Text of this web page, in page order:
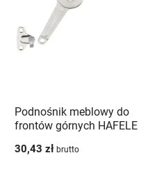
Podnośnik meblowy do
frontów górnych HAFELE
barkowa
30,43 zł brutto